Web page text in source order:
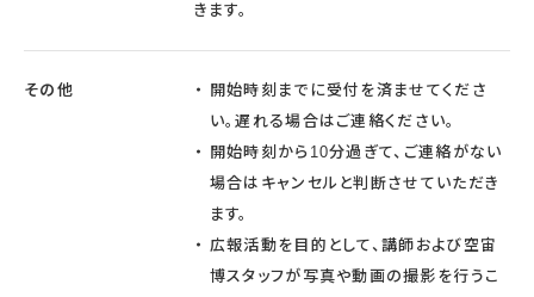
きます。
その他
開始時刻までに受付を済ませてくださ
い。遅れる場合はご連絡ください。
開始時刻から10分過ぎて、ご連絡がない
場合はキャンセルと判断させていただき
ます。
広報活動を目的として、講師および空宙
博スタッフが写真や動画の撮影を行うこ